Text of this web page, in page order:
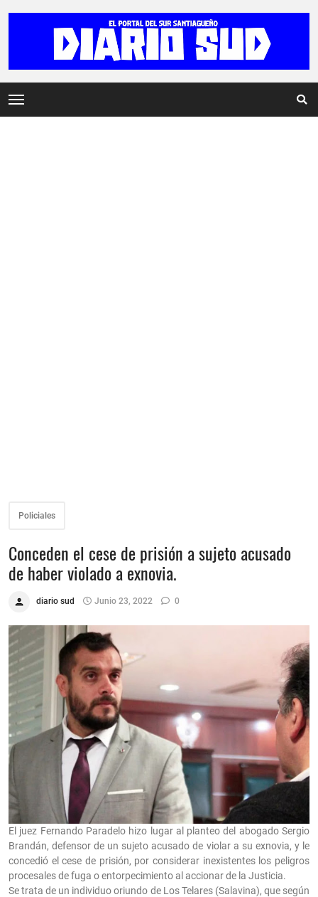
Policiales
Conceden el cese de prisión a sujeto acusado
de haber violado a exnovia.
diario sud Junio 23, 2022 0
El juez Fernando Paradelo hizo lugar al planteo del abogado Sergio
Brandán, defensor de un sujeto acusado de violar a su exnovia, y le
concedió el cese de prisión, por considerar inexistentes los peligros
procesales de fuga o entorpecimiento al accionar de la Justicia.
Se trata de un individuo oriundo de Los Telares (Salavina), que según